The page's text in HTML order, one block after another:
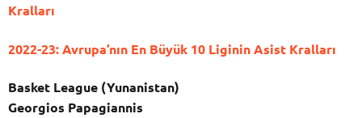
Kralları
2022-23: Avrupa’nın En Büyük 10 Liginin Asist Kralları
Basket League (Yunanistan)
Georgios Papagiannis